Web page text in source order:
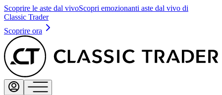
Scoprire le aste dal vivoScopri emozionanti aste dal vivo di
Classic Trader
Scoprire ora